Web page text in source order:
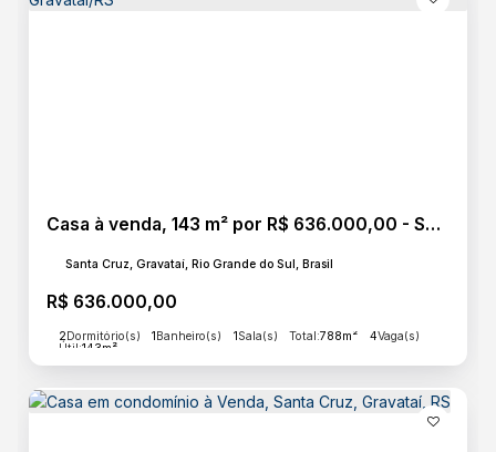
Casa à venda, 143 m² por R$ 636.000,00 - Santa Cruz - Gravataí/RS
R$ 636.000,00
Santa Cruz, Gravataí, Rio Grande do Sul, Brasil
2Dormitório(s) 1Banheiro(s) 1Sala(s) Total:788m² 4Vaga(s)
Útil:143m²